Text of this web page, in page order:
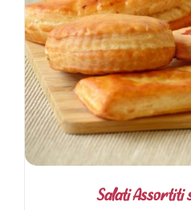
AGGIUNGI AL
Salati Assortiti